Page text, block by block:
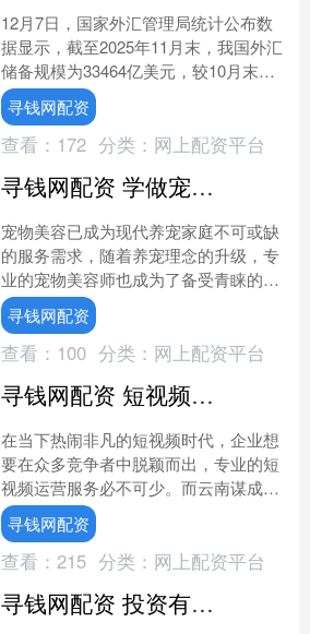
12月7日，国家外汇管理局统计公布数
据显示，截至2025年11月末，我国外汇
储备规模为33464亿美元，较10月末上
升30亿美元，升幅为0.09%。这是我国
外汇....
寻钱网配资
查看： 172 分类： 网上配资平台
寻钱网配资 学做宠物美容：从入门到精通的完整指南
宠物美容已成为现代养宠家庭不可或缺
的服务需求，随着养宠理念的升级，专
业的宠物美容师也成为了备受青睐的职
业选择。本文将系统介绍学习宠物美容
的完整路径，帮助有志于此....
寻钱网配资
查看： 100 分类： 网上配资平台
寻钱网配资 短视频运营服务就选云南谋成数字科技，专业短视频运营排名靠前，短视频代运营公司助力企业高效推广
在当下热闹非凡的短视频时代，企业想
要在众多竞争者中脱颖而出，专业的短
视频运营服务必不可少。而云南谋成数
字科技有限公司，正是这样一家能够为
企业提供全方位短视频运营....
寻钱网配资
查看： 215 分类： 网上配资平台
寻钱网配资 投资有看头|9月24日 创业板再创反弹新高 能否延续强势？